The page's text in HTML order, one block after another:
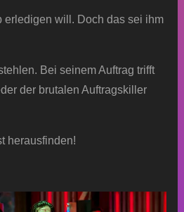
erledigen will. Doch das sei ihm
Bei seinem Auftrag trifft
der brutalen Auftragskiller
herausfinden!